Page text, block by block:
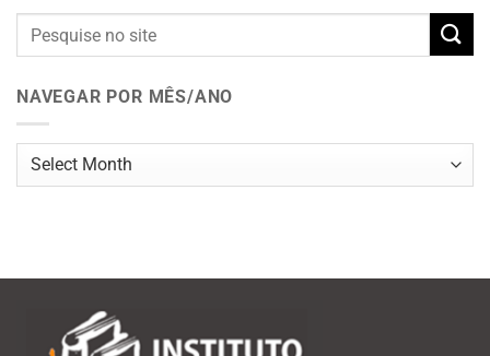
NAVEGAR POR MÊS/ANO
Navegar